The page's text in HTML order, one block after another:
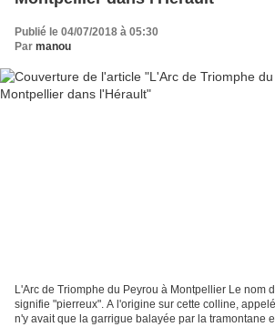
Publié le 04/07/2018 à 05:30
Par manou
L'Arc de Triomphe du Peyrou à Montpellier Le nom
signifie "pierreux". A l'origine sur cette colline,
n'y avait que la garrigue balayée par la tramontane